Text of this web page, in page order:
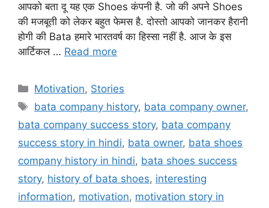
आपको बता दू यह एक Shoes कंपनी है. जो की अपने Shoes
की मजबूती को लेकर बहुत फेमस है. दोस्तो आपको जानकर हैरानी
होगी की Bata हमारे भारतवर्ष का हिस्सा नहीं है. आज के इस
आर्टिकल … Read more
Motivation, Stories
bata company history, bata company owner,
bata company success story, bata company
success story in hindi, bata owner, bata shoes
company history in hindi, bata shoes success
story, history of bata shoes, interesting
information, motivation, motivation story in